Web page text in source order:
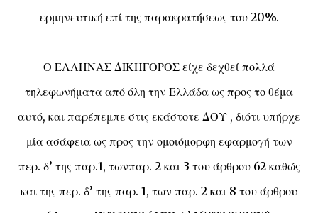
ερμηνευτική επί της παρακρατήσεως του 20%.
Ο ΕΛΛΗΝΑΣ ΔΙΚΗΓΟΡΟΣ είχε δεχθεί πολλά
τηλεφωνήματα από όλη την Ελλάδα ως προς το θέμα
αυτό, και παρέπεμπε στις εκάστοτε ΔΟΥ , διότι υπήρχε
μία ασάφεια ως προς την ομοιόμορφη εφαρμογή των
περ. δ’ της παρ.1, τωνπαρ. 2 και 3 του άρθρου 62 καθώς
και της περ. δ’ της παρ. 1, των παρ. 2 και 8 του άρθρου